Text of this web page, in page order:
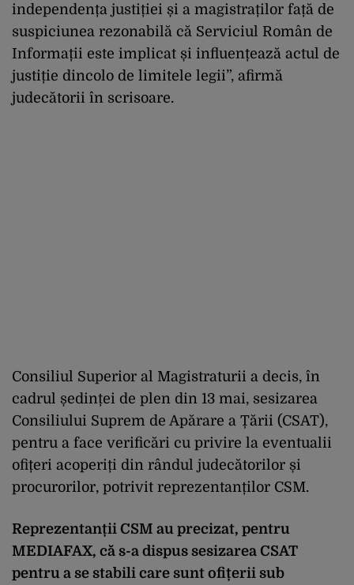
independența justiției și a magistraților față de
suspiciunea rezonabilă că Serviciul Român de
Informații este implicat și influențează actul de
justiție dincolo de limitele legii”, afirmă
judecătorii în scrisoare.
Consiliul Superior al Magistraturii a decis, în
cadrul ședinței de plen din 13 mai, sesizarea
Consiliului Suprem de Apărare a Țării (CSAT),
pentru a face verificări cu privire la eventualii
ofițeri acoperiți din rândul judecătorilor și
procurorilor, potrivit reprezentanților CSM.
Reprezentanții CSM au precizat, pentru
MEDIAFAX, că s-a dispus sesizarea CSAT
pentru a se stabili care sunt ofițerii sub